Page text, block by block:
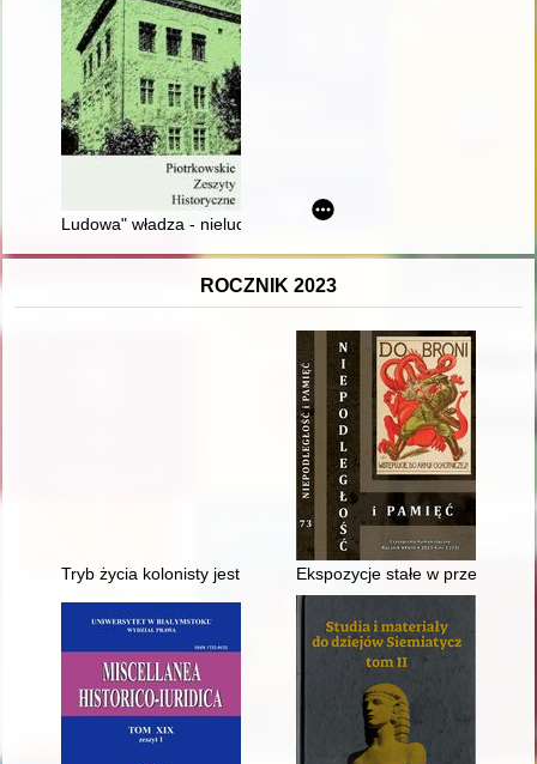
Ludowa" władza - nieludzki reżim - recenzja]
ROCZNIK 2023
Tryb życia kolonisty jest bardzo jednostajny" : relacje
Ekspozycje stałe w